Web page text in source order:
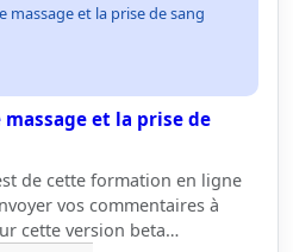
massage et la prise de sang
et la prise de
de cette formation en ligne
vos commentaires à
cette version beta…